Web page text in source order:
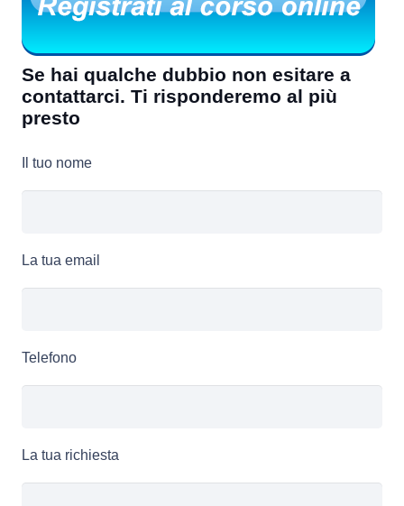
Se hai qualche dubbio non esitare a
contattarci. Ti risponderemo al più
presto
Il tuo nome
La tua email
Telefono
La tua richiesta